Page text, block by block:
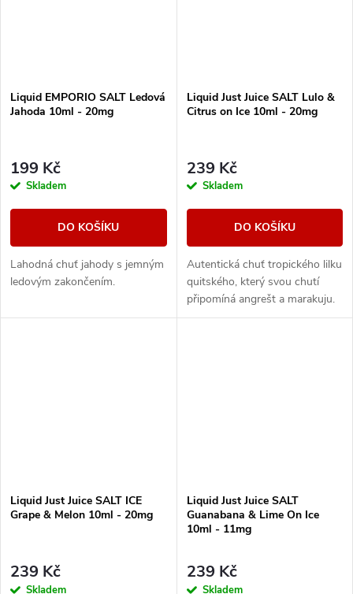
Liquid EMPORIO SALT Ledová
Jahoda 10ml - 20mg
199 Kč
Skladem
DO KOŠÍKU
Lahodná chuť jahody s jemným
ledovým zakončením.
Liquid Just Juice SALT Lulo &
Citrus on Ice 10ml - 20mg
239 Kč
Skladem
DO KOŠÍKU
Autentická chuť tropického lilku
quitského, který svou chutí
připomíná angrešt a marakuju.
Příjemnou kyselinku a svěžest
Liquid Just Juice SALT ICE
Grape & Melon 10ml - 20mg
239 Kč
Skladem
Liquid Just Juice SALT
Guanabana & Lime On Ice
10ml - 11mg
239 Kč
Skladem